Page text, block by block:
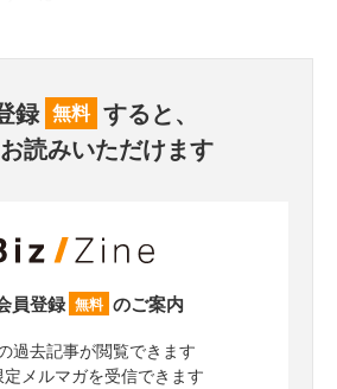
録 無料 すると、
読みいただけます
員登録 無料 のご案内
過去記事が閲覧できます
定メルマガを受信できます